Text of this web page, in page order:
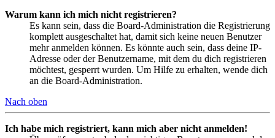
Warum kann ich mich nicht registrieren?
Es kann sein, dass die Board-Administration die Registrierung
komplett ausgeschaltet hat, damit sich keine neuen Benutzer
mehr anmelden können. Es könnte auch sein, dass deine IP-
Adresse oder der Benutzername, mit dem du dich registrieren
möchtest, gesperrt wurden. Um Hilfe zu erhalten, wende dich
an die Board-Administration.
Nach oben
Ich habe mich registriert, kann mich aber nicht anmelden!